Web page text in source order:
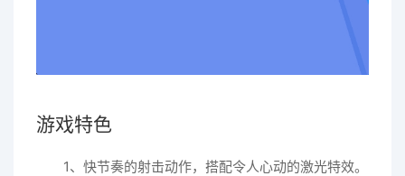
游戏特色
1、快节奏的射击动作，搭配令人心动的激光特效。